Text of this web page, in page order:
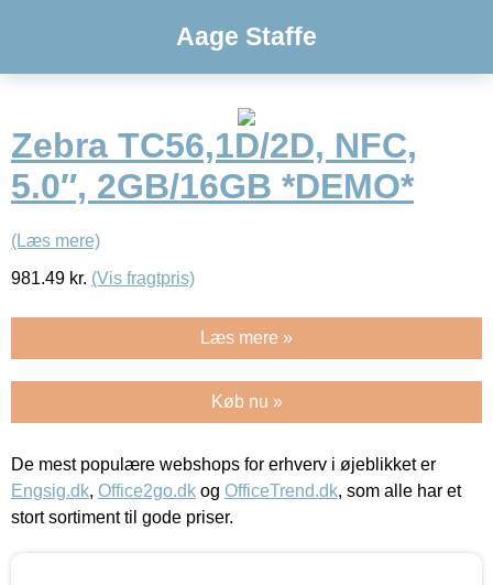
Aage Staffe
Zebra TC56,1D/2D, NFC,
5.0″, 2GB/16GB *DEMO*
(Læs mere)
981.49 kr. (Vis fragtpris)
Læs mere »
Køb nu »
De mest populære webshops for erhverv i øjeblikket er
Engsig.dk, Office2go.dk og OfficeTrend.dk, som alle har et
stort sortiment til gode priser.